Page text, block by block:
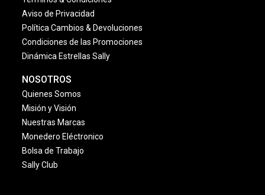
Aviso de Privacidad
Política Cambios & Devoluciones
Condiciones de las Promociones
Dinámica Estrellas Sally
NOSOTROS
Quienes Somos
Misión y Visión
Nuestras Marcas
Monedero Eléctronico
Bolsa de Trabajo
Sally Club